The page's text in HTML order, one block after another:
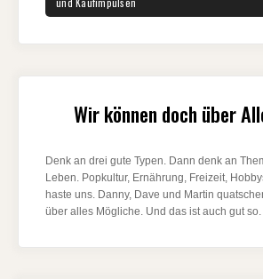
und Kaufimpulsen
Wir können doch über
Denk an drei gute Typen. Dann denk an
Leben. Popkultur, Ernährung, Freizeit,
haste uns. Danny, Dave und Martin
über alles Mögliche. Und das ist auch gut so.